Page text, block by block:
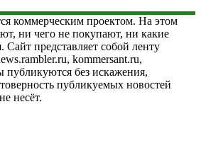
коммерческим проектом. На этом
ни чего не покупают, ни какие
Сайт представляет собой ленту
kommersant.ru,
публикуются без искажения,
публикуемых новостей
несёт.